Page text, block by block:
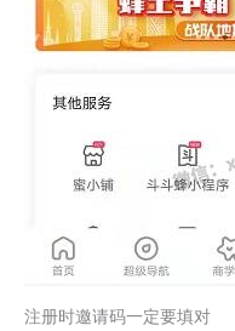
注册时邀请码一定要填对